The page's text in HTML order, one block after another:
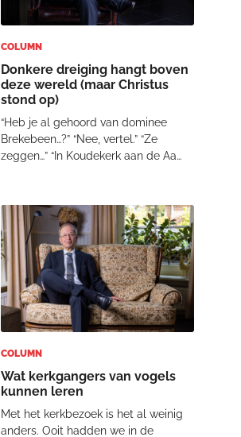
COLUMN
Donkere dreiging hangt boven
deze wereld (maar Christus
stond op)
“Heb je al gehoord van dominee
Brekebeen…?” “Nee, vertel.” “Ze
zeggen…” “In Koudekerk aan de Aa
zeggen dat Evangelist Bellenblaas
uit Niemendal…” Steeds meer
mensen worden nieuwsmijder.
COLUMN
Wat kerkgangers van vogels
kunnen leren
Met het kerkbezoek is het al weinig
anders. Ooit hadden we in de